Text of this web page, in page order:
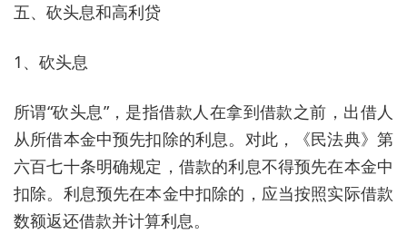
五、砍头息和高利贷
1、砍头息
所谓“砍头息”，是指借款人在拿到借款之前，出借人
从所借本金中预先扣除的利息。对此，《民法典》第
六百七十条明确规定，借款的利息不得预先在本金中
扣除。利息预先在本金中扣除的，应当按照实际借款
数额返还借款并计算利息。